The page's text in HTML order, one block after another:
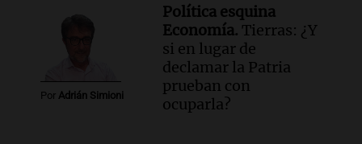
Por Adrián Simioni
Política esquina
Economía. Tierras: ¿Y
si en lugar de
declamar la Patria
prueban con
ocuparla?